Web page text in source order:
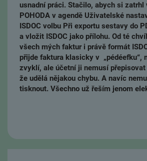
usnadní práci. Stačilo, abych si zatrhl
POHODA v agendě Uživatelské
ISDOC volbu Při exportu sestavy do
a vložit ISDOC jako přílohu. Od té
všech mých faktur i právě formát
přijde faktura klasicky v „pédéefku“,
zvyklí, ale účetní ji nemusí
že udělá nějakou chybu. A navíc
tisknout. Všechno už řeším jenom